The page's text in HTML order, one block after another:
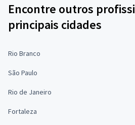
Encontre outros
principais cidades
Rio Branco
São Paulo
Rio de Janeiro
Fortaleza